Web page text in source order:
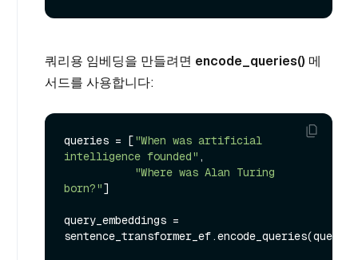
쿼리용 임베딩을 만들려면 encode_queries() 메
서드를 사용합니다:
queries = ["When was artificial
intelligence founded" ,
"Where was Alan Turing
born?"]
query_embeddings =